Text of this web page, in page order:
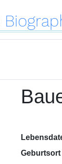
Geburtsort